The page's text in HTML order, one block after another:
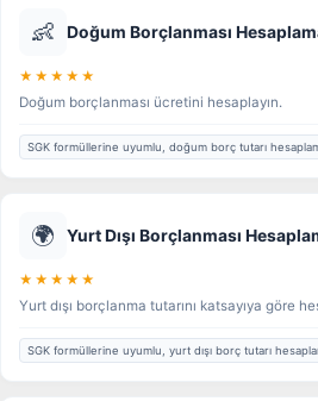
👶 Doğum Borçlanması
★★★★★
Doğum borçlanması ücretini hesaplayın.
SGK formüllerine uyumlu, doğum borç tutarı
🌍 Yurt Dışı Borçlanması
★★★★★
Yurt dışı borçlanma tutarını katsayıya göre
SGK formüllerine uyumlu, yurt dışı borç tutarı